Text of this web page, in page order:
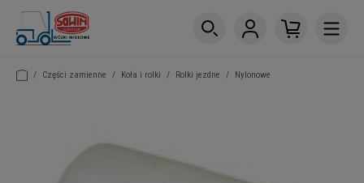
/ Części zamienne / Koła i rolki / Rolki jezdne / Nylonowe